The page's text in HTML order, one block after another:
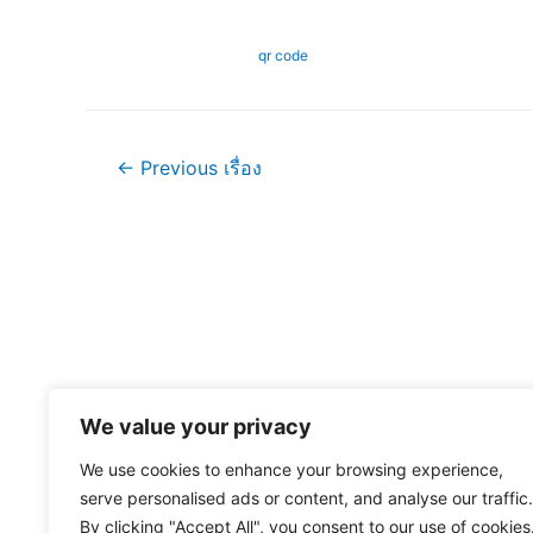
We value your privacy
We use cookies to enhance your browsing experience,
serve personalised ads or content, and analyse our traffic.
By clicking "Accept All", you consent to our use of
qr code
แนะแนว
← Previous เรื่อง